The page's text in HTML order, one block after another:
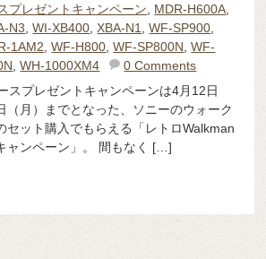
プレゼントキャンペーン
MDR-H600A
N3 ,WI-XB400 ,XBA-N1 ,WF-SP900
1AM2 ,WF-H800 ,WF-SP800N ,WF-
,WH-1000XM4
0 Comments
スプレゼントキャンペーンは4月12日
（月）までとなった、ソニーのウォーク
セット購入でもらえる「レトロWalkman
ャンペーン」。 間もなく […]